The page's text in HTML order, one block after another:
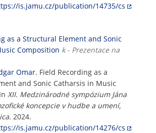
is.jamu.cz/publication/14735/cs
as a Structural Element and Sonic
Composition k - Prezentace na
Omar. Field Recording as a
and Sonic Catharsis in Music
XII. Medzinárodné sympózium Jána
koncepcie v hudbe a umení,
. 2024.
is.jamu.cz/publication/14276/cs